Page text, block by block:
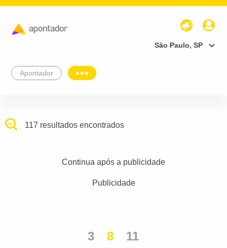
São Paulo, SP
Apontador
117 resultados encontrados
Continua após a publicidade
Publicidade
3 8 11